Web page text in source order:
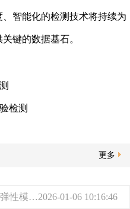
智能化的检测技术将持续为
键的数据基石。
检测
更多
2026-01-06 10:16:46
公路桥梁板式橡胶支座抗压弹性模量检测